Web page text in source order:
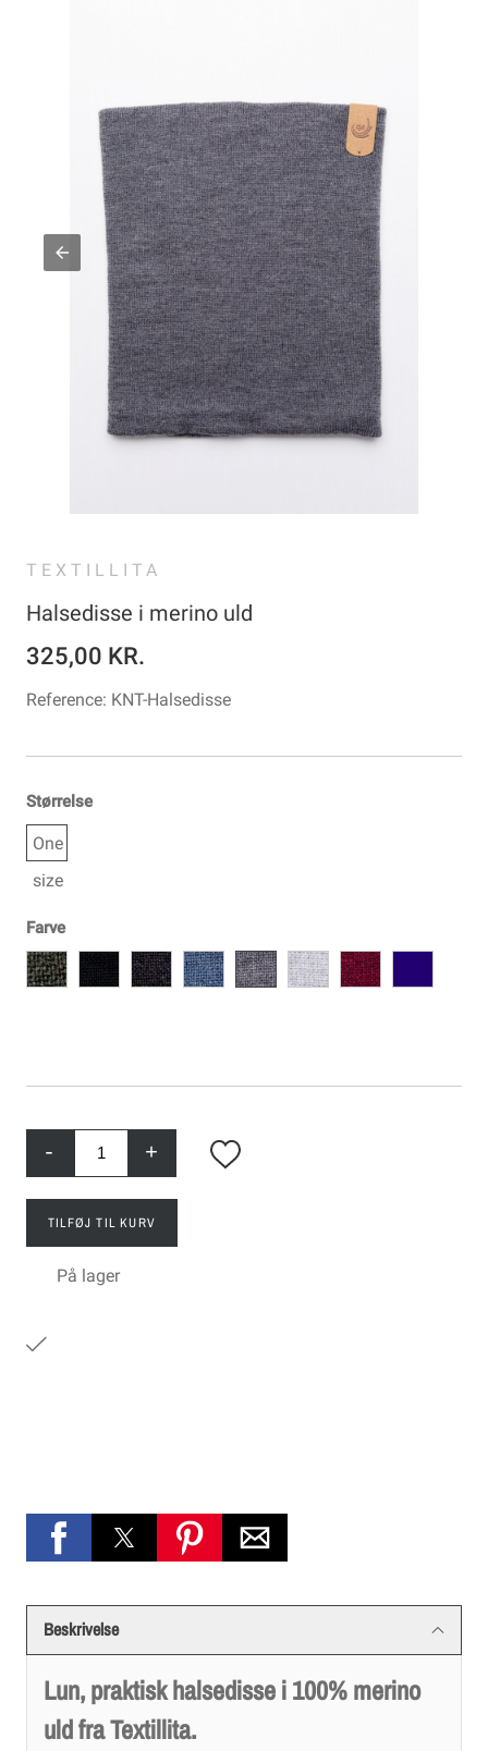
TEXTILLITA
Halsedisse i merino uld
325,00 KR.
Reference: KNT-Halsedisse
Størrelse
One
size
Farve
- +
TILFØJ TIL KURV
På lager
Beskrivelse
Lun, praktisk halsedisse i 100% merino
uld fra Textillita.